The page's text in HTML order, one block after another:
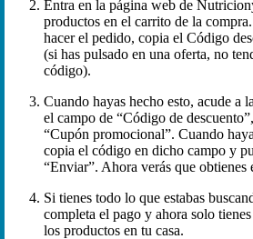
Entra en la página web de
productos en el carrito de la
hacer el pedido, copia el Código
(si has pulsado en una oferta, no
código).
Cuando hayas hecho esto, acude a
el campo de “Código de
“Cupón promocional”. Cuando
copia el código en dicho campo y
“Enviar”. Ahora verás que obtienes
Si tienes todo lo que estabas
completa el pago y ahora solo
los productos en tu casa.